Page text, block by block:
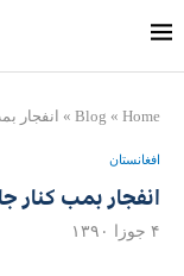
Home
»
Blog
» انفجار
افغانستان
انفجار بمب كنار
۴ جوزا ۱۳۹۰